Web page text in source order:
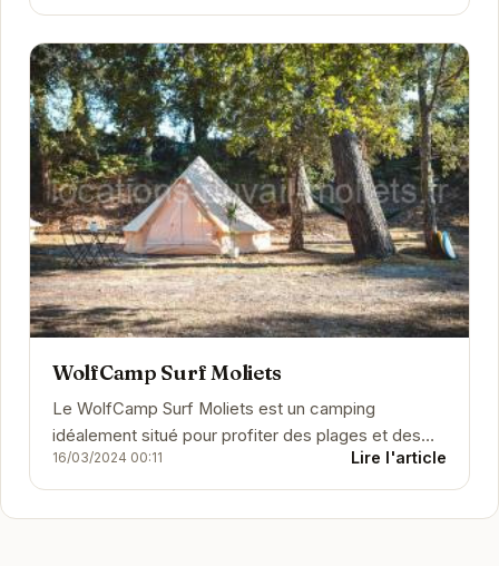
dans cette charma...
WolfCamp Surf Moliets
Le WolfCamp Surf Moliets est un camping
idéalement situé pour profiter des plages et des
vagues de Moliets-et-Maa. Il propose des
hébergements...
16/03/2024 00:11 Lire l'article